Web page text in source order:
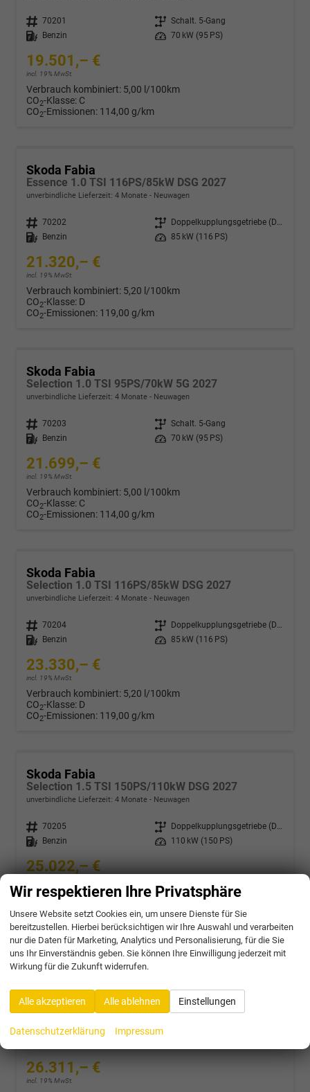
Fahrzeugnr. 70201 Getriebe Schalt. 5-Gang
Kraftstoff
Benzin Leistung 70 kW (95 PS)
19.501,– €
incl. 19% MwSt.
Verbrauch kombiniert: 5,00 l/100km
CO2-Klasse: C
CO2-Emissionen: 114,00 g/km
Skoda Fabia
Essence 1.0 TSI 116PS/85kW DSG 2027
unverbindliche Lieferzeit: 4 Monate Neuwagen
Fahrzeugnr. 70202 Getriebe
Doppelkupplungsgetriebe (DSG)
Kraftstoff
Benzin Leistung 85 kW (116 PS)
21.320,– €
incl. 19% MwSt.
Verbrauch kombiniert: 5,20 l/100km
CO2-Klasse: D
CO2-Emissionen: 119,00 g/km
Skoda Fabia
Selection 1.0 TSI 95PS/70kW 5G 2027
unverbindliche Lieferzeit: 4 Monate Neuwagen
Fahrzeugnr. 70203 Getriebe Schalt. 5-Gang
Kraftstoff
Benzin Leistung 70 kW (95 PS)
21.699,– €
incl. 19% MwSt.
Verbrauch kombiniert: 5,00 l/100km
CO2-Klasse: C
CO2-Emissionen: 114,00 g/km
Skoda Fabia
Selection 1.0 TSI 116PS/85kW DSG 2027
unverbindliche Lieferzeit: 4 Monate Neuwagen
Fahrzeugnr. 70204 Getriebe
Doppelkupplungsgetriebe (DSG)
Kraftstoff
Benzin Leistung 85 kW (116 PS)
23.330,– €
incl. 19% MwSt.
Verbrauch kombiniert: 5,20 l/100km
CO2-Klasse: D
CO2-Emissionen: 119,00 g/km
Skoda Fabia
Selection 1.5 TSI 150PS/110kW DSG 2027
unverbindliche Lieferzeit: 4 Monate Neuwagen
Fahrzeugnr. 70205 Getriebe
Doppelkupplungsgetriebe (DSG)
Kraftstoff
Benzin Leistung 110 kW (150 PS)
25.022,– €
Verbrauch kombiniert: 5,30 l/100km
2
CO 2-Emissionen:124,00 g/km
Skoda Fabia
unverbindliche Lieferzeit:4 Monate Neuwagen
Fahrzeugnr. 70206 Getriebe
26.311,– €
incl. 19% MwSt.
Wir respektieren Ihre Privatsphäre
Unsere Website setzt Cookies ein, um unsere Dienste für Sie
bereitzustellen. Hierbei berücksichtigen wir Ihre Auswahl und verarbeiten
nur die Daten für Marketing, Analytics und Personalisierung, für die Sie
uns Ihr Einverständnis geben. Sie können Ihre Einwilligung jederzeit mit
Wirkung für die Zukunft widerrufen.
Alle akzeptieren Alle ablehnen Einstellungen
Datenschutzerklärung Impressum